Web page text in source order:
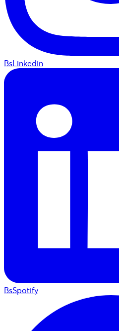
BsLinkedin
BsSpotify